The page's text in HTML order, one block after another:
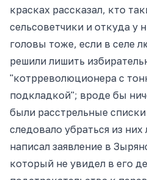
красках рассказал, кто
сельсоветчики и откуда у
головы тоже, если в селе
решили лишить
"котрреволюционера с
подкладкой"; вроде бы
были расстрельные
следовало убраться из
написал заявление в
который не увидел в его